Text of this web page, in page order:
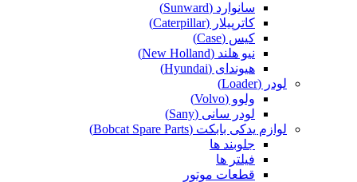
سانوارد (Sunward)
کاترپیلار (Caterpillar)
کیس (Case)
نیو هلند (New Holland)
هیوندای (Hyundai)
لودر (Loader)
ولوو (Volvo)
لودر سانی (Sany)
لوازم یدکی بابکت (Bobcat Spare Parts)
جلوبند ها
فیلتر ها
قطعات موتور